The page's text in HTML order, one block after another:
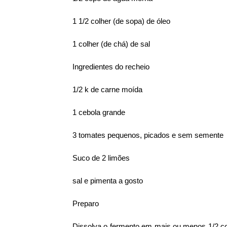
1 1/2 colher (de sopa) de óleo
1 colher (de chá) de sal
Ingredientes do recheio
1/2 k de carne moída
1 cebola grande
3 tomates pequenos, picados e sem semente
Suco de 2 limões
sal e pimenta a gosto
Preparo